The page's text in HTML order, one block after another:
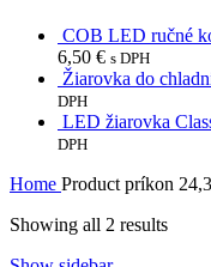
COB LED ručné
6,50 € s DPH
Žiarovka do
DPH
LED žiarovka
DPH
Home Product príkon
Showing all 2 results